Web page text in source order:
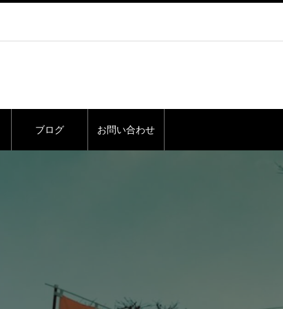
ブログ お問い合わせ